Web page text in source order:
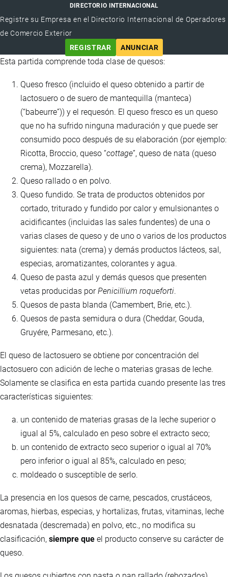
DIRECTORIO INTERNACIONAL
Registre su Empresa en el Directorio Internacional de Operadores
de Comercio Exterior
REGISTRAR
ANUNCIAR
Esta partida comprende toda clase de quesos:
Queso fresco (incluido el queso obtenido a partir de
lactosuero o de suero de mantequilla (manteca)
(“babeurre”)) y el requesón. El queso fresco es un queso
que no ha sufrido ninguna maduración y que puede ser
consumido poco después de su elaboración (por ejemplo:
Ricotta, Broccio, queso “cottage”, queso de nata (queso
crema), Mozzarella).
Queso rallado o en polvo.
Queso fundido. Se trata de productos obtenidos por
cortado, triturado y fundido por calor y emulsionantes o
acidificantes (incluidas las sales fundentes) de una o
varias clases de queso y de uno o varios de los productos
siguientes: nata (crema) y demás productos lácteos, sal,
especias, aromatizantes, colorantes y agua.
Queso de pasta azul y demás quesos que presenten
vetas producidas porPenicillium roqueforti.
Quesos de pasta blanda (Camembert, Brie, etc.).
Quesos de pasta semidura o dura (Cheddar, Gouda,
Gruyére, Parmesano, etc.).
El queso de lactosuero se obtiene por concentración del
lactosuero con adición de leche o materias grasas de leche.
Solamente se clasifica en esta partida cuando presente las tres
características siguientes:
un contenido de materias grasas de la leche superior o
igual al 5%, calculado en peso sobre el extracto seco;
un contenido de extracto seco superior o igual al 70%
pero inferior o igual al 85%, calculado en peso;
moldeado o susceptible de serlo.
La presencia en los quesos de carne, pescados, crustáceos,
aromas, hierbas, especias, y hortalizas, frutas, vitaminas, leche
desnatada (descremada) en polvo, etc., no modifica su
clasificación, siempre que el producto conserve su carácter de
queso.